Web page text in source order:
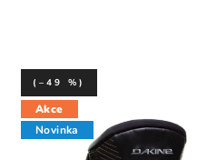
Akce
Novinka
(–49 %)